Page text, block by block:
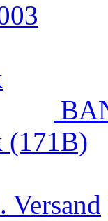
(171B)
Versand